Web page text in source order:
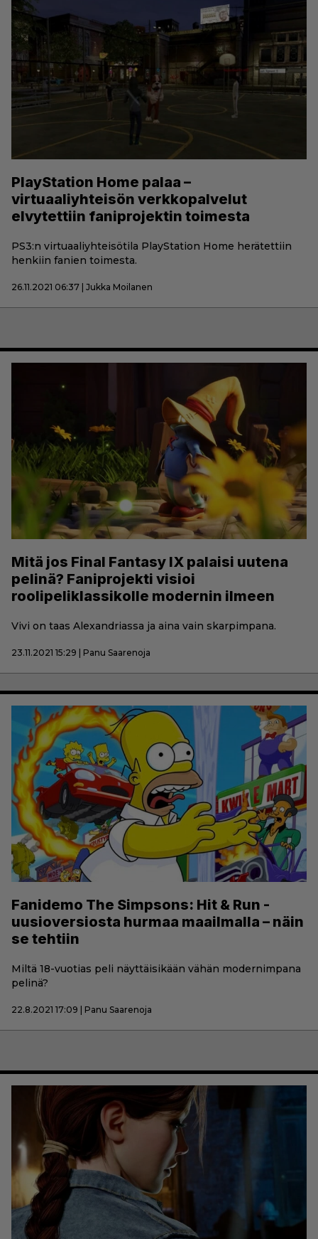
PlayStation Home palaa –
virtuaaliyhteisön verkkopalvelut
elvytettiin faniprojektin toimesta
PS3:n virtuaaliyhteisötila PlayStation Home herätettiin
henkiin fanien toimesta.
26.11.2021 06:37 | Jukka Moilanen
Mitä jos Final Fantasy IX palaisi uutena
pelinä? Faniprojekti visioi
roolipeliklassikolle modernin ilmeen
Vivi on taas Alexandriassa ja aina vain skarpimpana.
23.11.2021 15:29 | Panu Saarenoja
Fanidemo The Simpsons: Hit & Run -
uusioversiosta hurmaa maailmalla – näin
se tehtiin
Miltä 18-vuotias peli näyttäisikään vähän modernimpana
pelinä?
22.8.2021 17:09 | Panu Saarenoja